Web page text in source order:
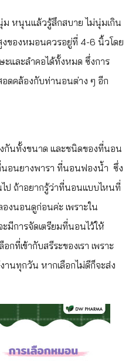
หนุนแล้วรู้สึกสบาย ไม่นุ่มเกิน
งของหมอนควรอยู่ที่ 4-6 นิ้วโดย
และลำคอได้ทั้งหมด ซึ่งการ
ดคล้องกับท่านอนต่าง ๆ อีก
กันทั้งขนาด และชนิดของที่นอน
นอนยางพารา ที่นอนฟองน้ำ ซึ่ง
ป ถ้าอยากรู้ว่าที่นอนแบบไหนที่
องนอนดูก่อนค่ะ เพราะใน
การจัดเตรียมที่นอนไว้ให้
ที่เข้ากับสรีระของเรา เพราะ
านทุกวัน หากเลือกไม่ดีก็จะส่ง